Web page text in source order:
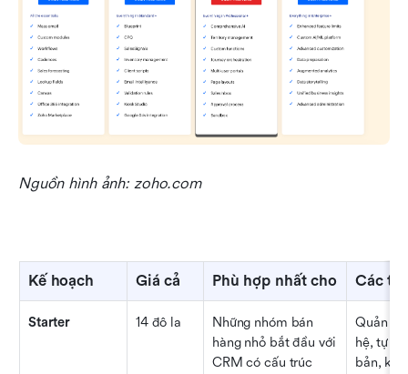
Nguồn hình ảnh: zoho.com
Kế hoạch Giá cả Phù hợp nhất cho Các
Starter 14 đô la
Những nhóm bán
hàng nhỏ bắt đầu với
CRM có cấu trúc
Quản lý
hệ, tự
bản, kết